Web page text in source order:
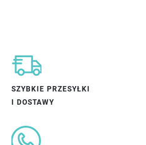
SZYBKIE PRZESYŁKI
I DOSTAWY